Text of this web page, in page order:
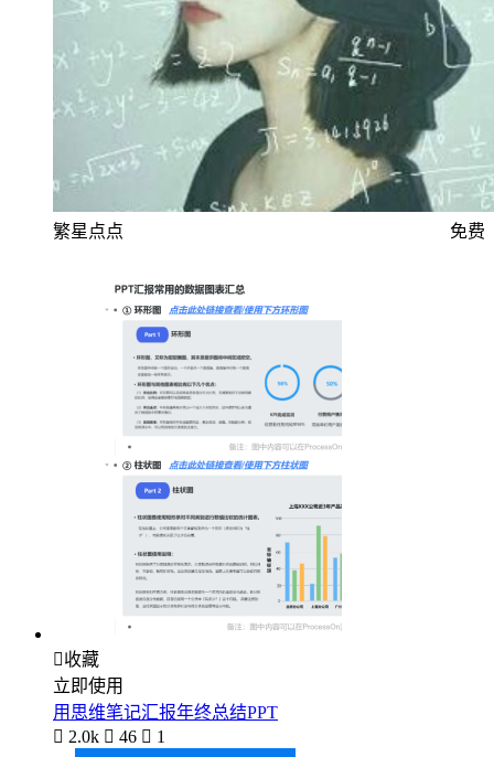
繁星点点 免费
收藏
立即使用
用思维笔记汇报年终总结PPT
 2.0k  46  1